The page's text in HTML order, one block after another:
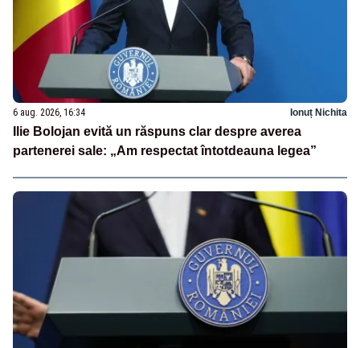
6 aug. 2026, 16:34 Ionuț Nichita
Ilie Bolojan evită un răspuns clar despre averea
partenerei sale: „Am respectat întotdeauna legea”